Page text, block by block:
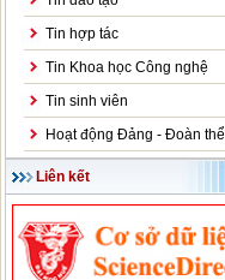
Tin hợp tác
Tin Khoa học Công nghệ
Tin sinh viên
Hoạt động Đảng - Đoàn thể
Liên kết